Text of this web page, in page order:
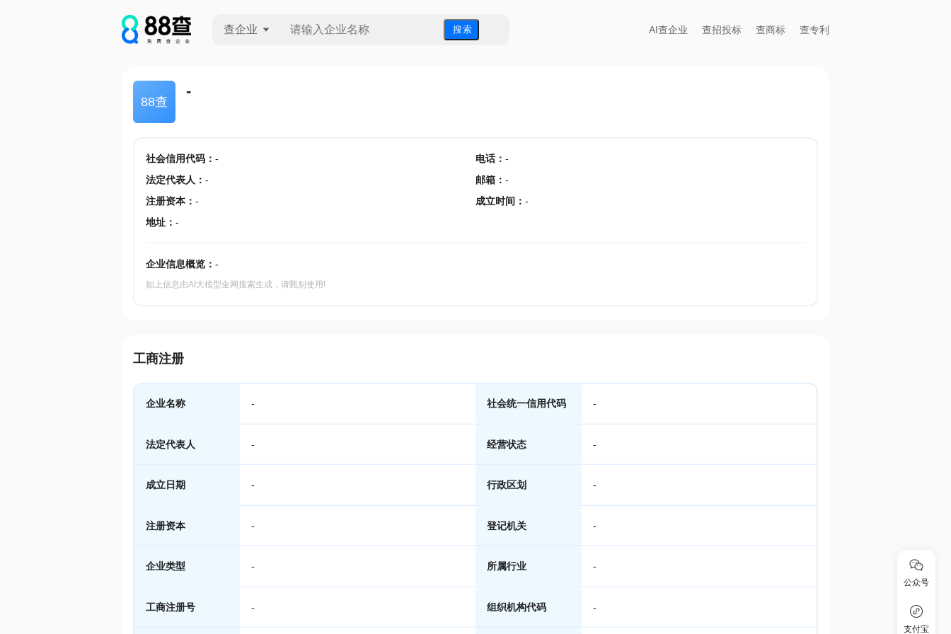
查企业 搜 索 AI查企业 查招投标 查商标 查专利
88查
-
社会信用代码： - 电话： -
法定代表人 ： - 邮箱 ： -
注册资本： - 成立时间 ： -
地址： -
企业信息概览： -
如上信息由AI大模型全网搜索生成，请甄别使用!
工商注册
企业名称 - 社会统一信用代码 -
法定代表人 - 经营状态 -
成立日期 - 行政区划 -
注册资本 - 登记机关 -
企业类型 - 所属行业 -
工商注册号 - 组织机构代码 -
公众号
支付宝